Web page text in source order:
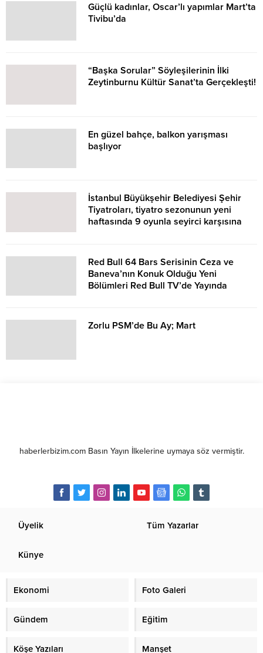
Güçlü kadınlar, Oscar’lı yapımlar Mart’ta
Tivibu’da
“Başka Sorular” Söyleşilerinin İlki
Zeytinburnu Kültür Sanat’ta Gerçekleşti!
En güzel bahçe, balkon yarışması
başlıyor
İstanbul Büyükşehir Belediyesi Şehir
Tiyatroları, tiyatro sezonunun yeni
haftasında 9 oyunla seyirci karşısına
Red Bull 64 Bars Serisinin Ceza ve
Baneva’nın Konuk Olduğu Yeni
Bölümleri Red Bull TV’de Yayında
Zorlu PSM’de Bu Ay; Mart
haberlerbizim.com Basın Yayın İlkelerine uymaya söz vermiştir.
Üyelik Tüm Yazarlar
Künye
Ekonomi Foto Galeri
Gündem Eğitim
Köşe Yazıları Manşet